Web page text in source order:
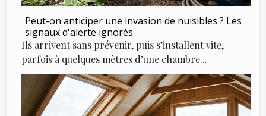
Peut-on anticiper une invasion de nuisibles ? Les
signaux d'alerte ignorés
Ils arrivent sans prévenir, puis s’installent vite,
parfois à quelques mètres d’une chambre...